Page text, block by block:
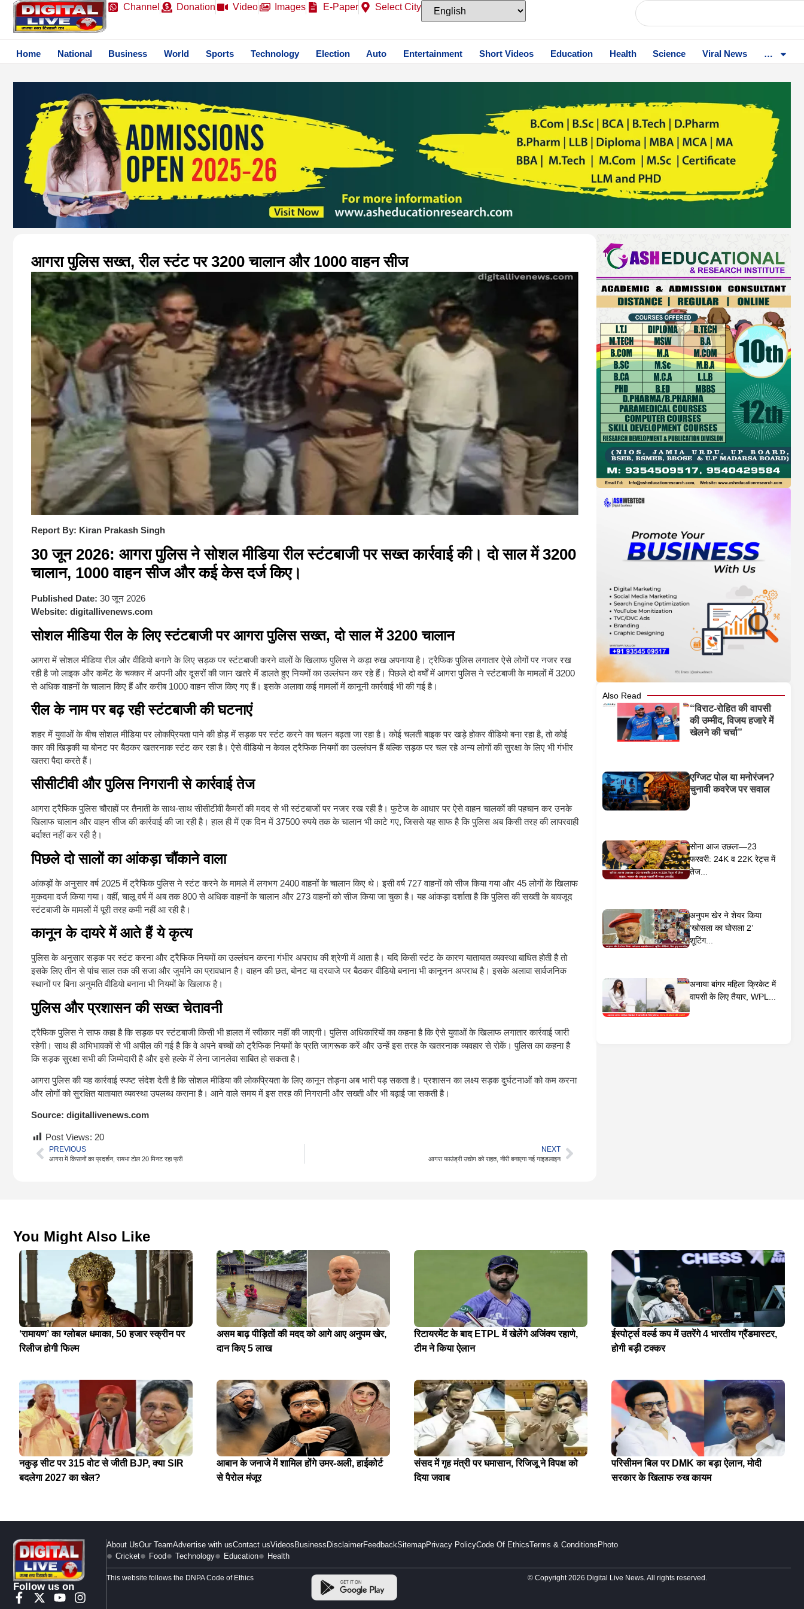
Channel Donation Video Images E-Paper Select City
Home National Business World Sports Technology Election Auto Entertainment Short Videos Education Health Science Viral News …
आगरा पुलिस सख्त, रील स्टंट पर 3200 चालान और 1000 वाहन सीज
Report By: Kiran Prakash Singh
30 जून 2026: आगरा पुलिस ने सोशल मीडिया रील स्टंटबाजी पर सख्त कार्रवाई की। दो साल में 3200
चालान, 1000 वाहन सीज और कई केस दर्ज किए।
Published Date: 30 जून 2026
Website: digitallivenews.com
सोशल मीडिया रील के लिए स्टंटबाजी पर आगरा पुलिस सख्त, दो साल में 3200 चालान
आगरा में सोशल मीडिया रील और वीडियो बनाने के लिए सड़क पर स्टंटबाजी करने वालों के खिलाफ पुलिस ने कड़ा रुख अपनाया है। ट्रैफिक पुलिस लगातार ऐसे लोगों पर नजर रख
रही है जो लाइक और कमेंट के चक्कर में अपनी और दूसरों की जान खतरे में डालते हुए नियमों का उल्लंघन कर रहे हैं। पिछले दो वर्षों में आगरा पुलिस ने स्टंटबाजी के मामलों में 3200
से अधिक वाहनों के चालान किए हैं और करीब 1000 वाहन सीज किए गए हैं। इसके अलावा कई मामलों में कानूनी कार्रवाई भी की गई है।
रील के नाम पर बढ़ रही स्टंटबाजी की घटनाएं
शहर में युवाओं के बीच सोशल मीडिया पर लोकप्रियता पाने की होड़ में सड़क पर स्टंट करने का चलन बढ़ता जा रहा है। कोई चलती बाइक पर खड़े होकर वीडियो बना रहा है, तो कोई
कार की खिड़की या बोनट पर बैठकर खतरनाक स्टंट कर रहा है। ऐसे वीडियो न केवल ट्रैफिक नियमों का उल्लंघन हैं बल्कि सड़क पर चल रहे अन्य लोगों की सुरक्षा के लिए भी गंभीर
खतरा पैदा करते हैं।
सीसीटीवी और पुलिस निगरानी से कार्रवाई तेज
आगरा ट्रैफिक पुलिस चौराहों पर तैनाती के साथ-साथ सीसीटीवी कैमरों की मदद से भी स्टंटबाजों पर नजर रख रही है। फुटेज के आधार पर ऐसे वाहन चालकों की पहचान कर उनके
खिलाफ चालान और वाहन सीज की कार्रवाई की जा रही है। हाल ही में एक दिन में 37500 रुपये तक के चालान भी काटे गए, जिससे यह साफ है कि पुलिस अब किसी तरह की लापरवाही
बर्दाश्त नहीं कर रही है।
पिछले दो सालों का आंकड़ा चौंकाने वाला
आंकड़ों के अनुसार वर्ष 2025 में ट्रैफिक पुलिस ने स्टंट करने के मामले में लगभग 2400 वाहनों के चालान किए थे। इसी वर्ष 727 वाहनों को सीज किया गया और 45 लोगों के खिलाफ
मुकदमा दर्ज किया गया। वहीं, चालू वर्ष में अब तक 800 से अधिक वाहनों के चालान और 273 वाहनों को सीज किया जा चुका है। यह आंकड़ा दर्शाता है कि पुलिस की सख्ती के बावजूद
स्टंटबाजी के मामलों में पूरी तरह कमी नहीं आ रही है।
कानून के दायरे में आते हैं ये कृत्य
पुलिस के अनुसार सड़क पर स्टंट करना और ट्रैफिक नियमों का उल्लंघन करना गंभीर अपराध की श्रेणी में आता है। यदि किसी स्टंट के कारण यातायात व्यवस्था बाधित होती है तो
इसके लिए तीन से पांच साल तक की सजा और जुर्माने का प्रावधान है। वाहन की छत, बोनट या दरवाजे पर बैठकर वीडियो बनाना भी कानूनन अपराध है। इसके अलावा सार्वजनिक
स्थानों पर बिना अनुमति वीडियो बनाना भी नियमों के खिलाफ है।
पुलिस और प्रशासन की सख्त चेतावनी
ट्रैफिक पुलिस ने साफ कहा है कि सड़क पर स्टंटबाजी किसी भी हालत में स्वीकार नहीं की जाएगी। पुलिस अधिकारियों का कहना है कि ऐसे युवाओं के खिलाफ लगातार कार्रवाई जारी
रहेगी। साथ ही अभिभावकों से भी अपील की गई है कि वे अपने बच्चों को ट्रैफिक नियमों के प्रति जागरूक करें और उन्हें इस तरह के खतरनाक व्यवहार से रोकें। पुलिस का कहना है
कि सड़क सुरक्षा सभी की जिम्मेदारी है और इसे हल्के में लेना जानलेवा साबित हो सकता है।
आगरा पुलिस की यह कार्रवाई स्पष्ट संदेश देती है कि सोशल मीडिया की लोकप्रियता के लिए कानून तोड़ना अब भारी पड़ सकता है। प्रशासन का लक्ष्य सड़क दुर्घटनाओं को कम करना
और लोगों को सुरक्षित यातायात व्यवस्था उपलब्ध कराना है। आने वाले समय में इस तरह की निगरानी और सख्ती और भी बढ़ाई जा सकती है।
Source: digitallivenews.com
Post Views: 20
PREVIOUS
आगरा में किसानों का प्रदर्शन, रायभा टोल 20 मिनट रहा फ्री
NEXT
आगरा फाउंड्री उद्योग को राहत, नीरी बनाएगा नई गाइडलाइन
Also Read
“विराट-रोहित की वापसी
की उम्मीद, विजय हजारे में
खेलने की चर्चा”
एग्जिट पोल या मनोरंजन?
चुनावी कवरेज पर सवाल
सोना आज उछला—23
फरवरी: 24K व 22K रेट्स में
तेज...
अनुपम खेर ने शेयर किया
‘खोसला का घोसला 2’
शूटिंग...
अनाया बांगर महिला क्रिकेट में
वापसी के लिए तैयार, WPL...
You Might Also Like
‘रामायण’ का ग्लोबल धमाका, 50 हजार स्क्रीन पर
रिलीज होगी फिल्म
असम बाढ़ पीड़ितों की मदद को आगे आए अनुपम खेर,
दान किए 5 लाख
रिटायरमेंट के बाद ETPL में खेलेंगे अजिंक्य रहाणे,
टीम ने किया ऐलान
ईस्पोर्ट्स वर्ल्ड कप में उतरेंगे 4 भारतीय ग्रैंडमास्टर,
होगी बड़ी टक्कर
नकुड़ सीट पर 315 वोट से जीती BJP, क्या SIR
बदलेगा 2027 का खेल?
आबान के जनाजे में शामिल होंगे उमर-अली, हाईकोर्ट
से पैरोल मंजूर
संसद में गृह मंत्री पर घमासान, रिजिजू ने विपक्ष को
दिया जवाब
परिसीमन बिल पर DMK का बड़ा ऐलान, मोदी
सरकार के खिलाफ रुख कायम
Follow us on
About UsOur TeamAdvertise with usContact usVideos Business DisclaimerFeedbackSitemapPrivacy PolicyCode Of EthicsTerms & Conditions Photo
Cricket
Food Technology Education Health
This website follows the DNPA Code of Ethics © Copyright 2026 Digital Live News. All rights reserved.